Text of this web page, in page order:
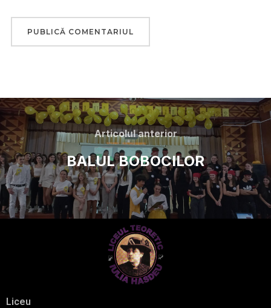
Articolul anterior
BALUL BOBOCILOR
Liceu